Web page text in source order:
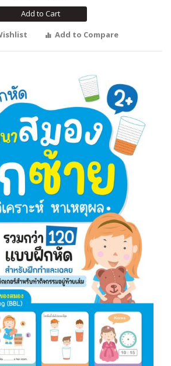
Add to Cart
Add to Compare